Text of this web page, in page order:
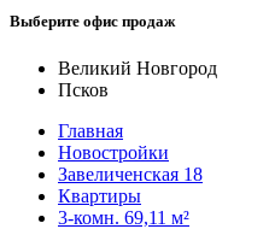
Выберите офис продаж
Великий Новгород
Псков
Главная
Новостройки
Завеличенская 18
Квартиры
3-комн. 69,11 м²